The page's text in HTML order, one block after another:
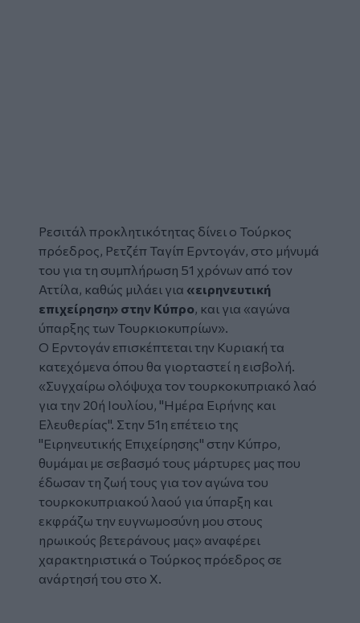
Ρεσιτάλ προκλητικότητας δίνει ο Τούρκος
πρόεδρος, Ρετζέπ Ταγίπ Ερντογάν, στο μήνυμά
του για τη συμπλήρωση 51 χρόνων από τον
Αττίλα, καθώς μιλάει για «ειρηνευτική
επιχείρηση» στην Κύπρο, και για «αγώνα
ύπαρξης των Τουρκιοκυπρίων».
Ο Ερντογάν επισκέπτεται την Κυριακή τα
κατεχόμενα όπου θα γιορταστεί η εισβολή.
«Συγχαίρω ολόψυχα τον τουρκοκυπριακό λαό
για την 20ή Ιουλίου, ''Ημέρα Ειρήνης και
Ελευθερίας''. Στην 51η επέτειο της
''Ειρηνευτικής Επιχείρησης'' στην Κύπρο,
θυμάμαι με σεβασμό τους μάρτυρες μας που
έδωσαν τη ζωή τους για τον αγώνα του
τουρκοκυπριακού λαού για ύπαρξη και
εκφράζω την ευγνωμοσύνη μου στους
ηρωικούς βετεράνους μας» αναφέρει
χαρακτηριστικά ο Τούρκος πρόεδρος σε
ανάρτησή του στο Χ.